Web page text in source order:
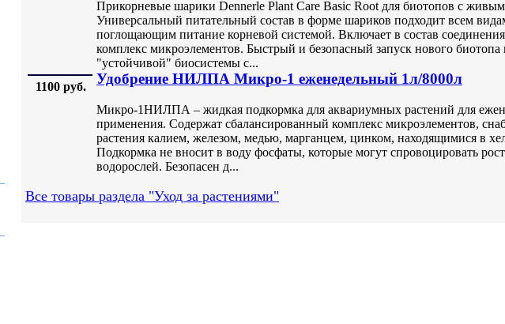
Прикорневые шарики Dennerle Plant Care Basic Root для биотопов с
Универсальный питательный состав в форме шариков подходит всем
поглощающим питание корневой системой. Включает в состав
комплекс микроэлементов. Быстрый и безопасный запуск нового
"устойчивой" биосистемы с...
1100 руб.
Удобрение НИЛПА Микро-1 еженедельный 1л/8000л
Микро-1НИЛПА – жидкая подкормка для аквариумных растений для
применения. Содержат сбалансированный комплекс микроэлементов,
растения калием, железом, медью, марганцем, цинком, находящимися в
Подкормка не вносит в воду фосфаты, которые могут спровоцировать
водорослей. Безопасен д...
Все товары раздела "Уход за растениями"